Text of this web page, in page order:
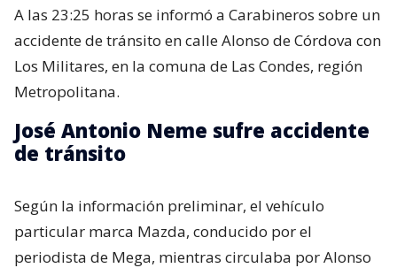
A las 23:25 horas se informó a Carabineros sobre un
accidente de tránsito en calle Alonso de Córdova con
Los Militares, en la comuna de Las Condes, región
Metropolitana.
José Antonio Neme sufre accidente
de tránsito
Según la información preliminar, el vehículo
particular marca Mazda, conducido por el
periodista de Mega, mientras circulaba por Alonso